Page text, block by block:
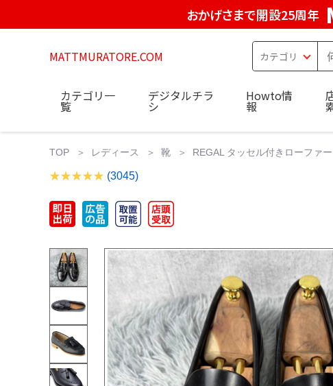
おかげさまで開設25周年
MATTMURATORE.COM
カテゴリ一
覧
デジタルチラ
シ
Howto情
報
TOP レディース 靴 REGAL タッセル付きローファ
(3045)